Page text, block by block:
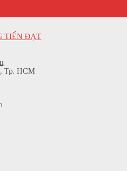
TIẾN ĐẠT
Tp. HCM